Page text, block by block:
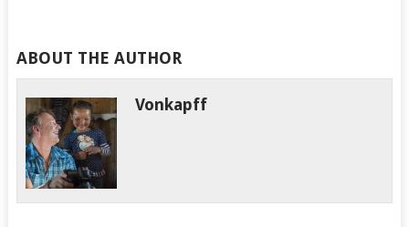
ABOUT THE AUTHOR
Vonkapff